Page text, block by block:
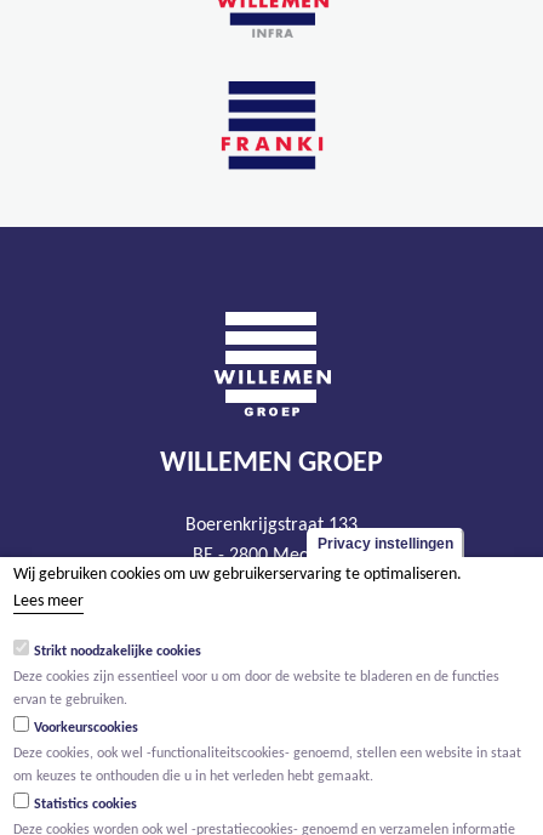
WILLEMEN GROEP
Boerenkrijgstraat 133
BE - 2800 Mechelen
tel +32 15 569 965
BTW BE 0466.256.432
Privacy instellingen
Wij gebruiken cookies om uw gebruikerservaring te optimaliseren.
Lees meer
Strikt noodzakelijke cookies
Deze cookies zijn essentieel voor u om door de website te bladeren en de functies
ervan te gebruiken.
Voorkeurscookies
Deze cookies, ook wel -functionaliteitscookies- genoemd, stellen een website in staat
om keuzes te onthouden die u in het verleden hebt gemaakt.
Statistics cookies
Deze cookies worden ook wel -prestatiecookies- genoemd en verzamelen informatie